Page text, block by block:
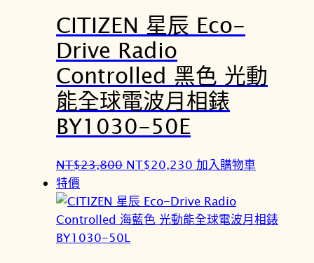
T
$
2
5
,
8
0
。
T
$
1
,
9
。
CITIZEN 星辰 Eco-
Drive Radio
Controlled 黑色 光動
能全球電波月相錶
BY1030-50E
NT$23,800 原
價
格
：
NT$20,230 目
價
格
加入購物車
特價